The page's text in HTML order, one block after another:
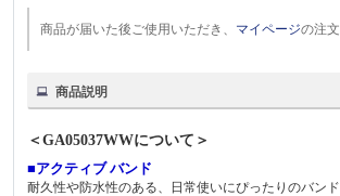
商品が届いた後ご使用いただき、 マイページの注
商品説明
＜GA05037WWについて＞
■アクティブ バンド
耐久性や防水性のある、日常使いにぴったりのバン